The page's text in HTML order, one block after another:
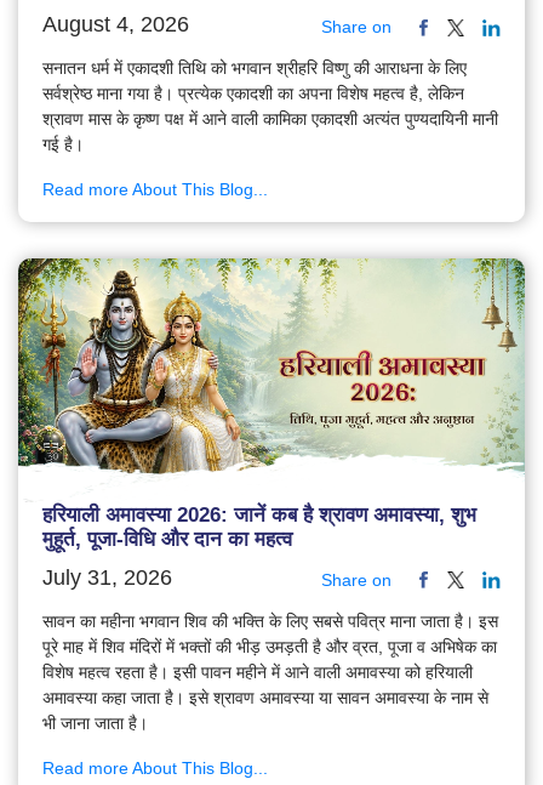
August 4, 2026 Share on
सनातन धर्म में एकादशी तिथि को भगवान श्रीहरि विष्णु की आराधना के लिए
सर्वश्रेष्ठ माना गया है। प्रत्येक एकादशी का अपना विशेष महत्व है, लेकिन
श्रावण मास के कृष्ण पक्ष में आने वाली कामिका एकादशी अत्यंत पुण्यदायिनी मानी
गई है।
Read more About This Blog...
हरियाली अमावस्या 2026: जानें कब है श्रावण अमावस्या, शुभ
मुहूर्त, पूजा-विधि और दान का महत्व
July 31, 2026 Share on
सावन का महीना भगवान शिव की भक्ति के लिए सबसे पवित्र माना जाता है। इस
पूरे माह में शिव मंदिरों में भक्तों की भीड़ उमड़ती है और व्रत, पूजा व अभिषेक का
विशेष महत्व रहता है। इसी पावन महीने में आने वाली अमावस्या को हरियाली
अमावस्या कहा जाता है। इसे श्रावण अमावस्या या सावन अमावस्या के नाम से
भी जाना जाता है।
Read more About This Blog...